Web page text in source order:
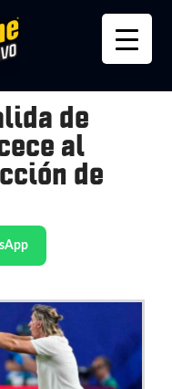
de
al
de